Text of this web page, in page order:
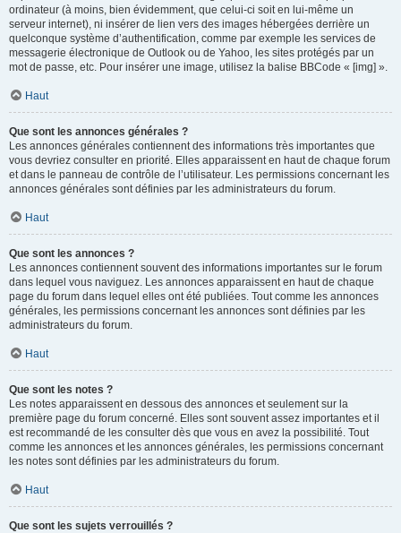
ordinateur (à moins, bien évidemment, que celui-ci soit en lui-même un
serveur internet), ni insérer de lien vers des images hébergées derrière un
quelconque système d’authentification, comme par exemple les services de
messagerie électronique de Outlook ou de Yahoo, les sites protégés par un
mot de passe, etc. Pour insérer une image, utilisez la balise BBCode « [img] ».
Haut
Que sont les annonces générales ?
Les annonces générales contiennent des informations très importantes que
vous devriez consulter en priorité. Elles apparaissent en haut de chaque forum
et dans le panneau de contrôle de l’utilisateur. Les permissions concernant les
annonces générales sont définies par les administrateurs du forum.
Haut
Que sont les annonces ?
Les annonces contiennent souvent des informations importantes sur le forum
dans lequel vous naviguez. Les annonces apparaissent en haut de chaque
page du forum dans lequel elles ont été publiées. Tout comme les annonces
générales, les permissions concernant les annonces sont définies par les
administrateurs du forum.
Haut
Que sont les notes ?
Les notes apparaissent en dessous des annonces et seulement sur la
première page du forum concerné. Elles sont souvent assez importantes et il
est recommandé de les consulter dès que vous en avez la possibilité. Tout
comme les annonces et les annonces générales, les permissions concernant
les notes sont définies par les administrateurs du forum.
Haut
Que sont les sujets verrouillés ?